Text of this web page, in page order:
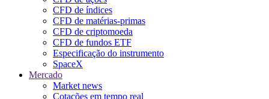
CFD de índices
CFD de matérias-primas
CFD de criptomoeda
CFD de fundos ETF
Especificação do instrumento
SpaceX
Mercado
Market news
Cotações em tempo real